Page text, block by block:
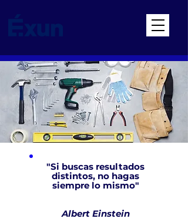
"Si buscas resultados
distintos, no hagas
siempre lo mismo"
Albert Einstein